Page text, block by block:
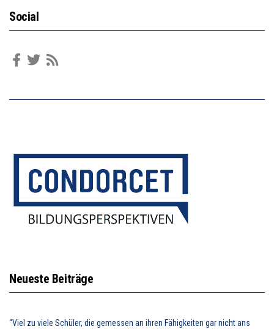
Social
Neueste Beiträge
“Viel zu viele Schüler, die gemessen an ihren Fähigkeiten gar nicht ans